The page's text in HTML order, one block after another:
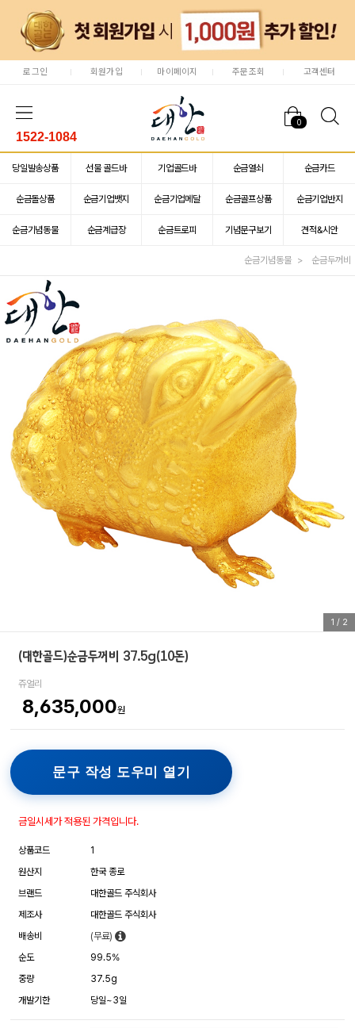
로그인 회원가입 마이페이지 주문조회 고객센터
0
1522-1084
당일발송상품 선물 골드바 기업골드바 순금열쇠 순금카드
순금돌상품 순금기업뱃지 순금기업메달 순금골프상품 순금기업반지
순금기념동물 순금계급장 순금트로피 기념문구보기 견적&시안
순금기념동물 순금두꺼비
1 / 2
(대한골드)순금두꺼비 37.5g(10돈)
쥬얼리
8,635,000원
문구 작성 도우미 열기
금일시세가 적용된 가격입니다.
상품코드
1
원산지
한국 종로
브랜드
대한골드 주식회사
제조사
대한골드 주식회사
배송비
(무료)
순도
99.5%
중량
37.5g
개발기한
당일~3일